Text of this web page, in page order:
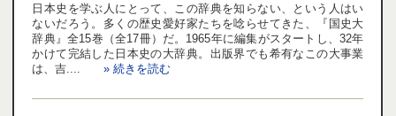
日本史を学ぶ人にとって、この辞典を知らない、という人はい
ないだろう。多くの歴史愛好家たちを唸らせてきた、『国史大
辞典』全15巻（全17冊）だ。1965年に編集がスタートし、32年
かけて完結した日本史の大辞典。出版界でも希有なこの大事業
は、吉....» 続きを読む